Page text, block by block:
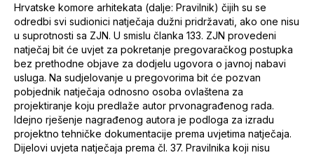
Hrvatske komore arhitekata (dalje: Pravilnik) čijih su se
odredbi svi sudionici natječaja dužni pridržavati, ako one nisu
u suprotnosti sa ZJN. U smislu članka 133. ZJN provedeni
natječaj bit će uvjet za pokretanje pregovaračkog postupka
bez prethodne objave za dodjelu ugovora o javnoj nabavi
usluga. Na sudjelovanje u pregovorima bit će pozvan
pobjednik natječaja odnosno osoba ovlaštena za
projektiranje koju predlaže autor prvonagrađenog rada.
Idejno rješenje nagrađenog autora je podloga za izradu
projektno tehničke dokumentacije prema uvjetima natječaja.
Dijelovi uvjeta natječaja prema čl. 37. Pravilnika koji nisu